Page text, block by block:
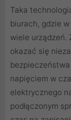
Taka
biurach, gdzie
wiele urządzeń.
okazać się
napięciem w
elektrycznego
podłączonym